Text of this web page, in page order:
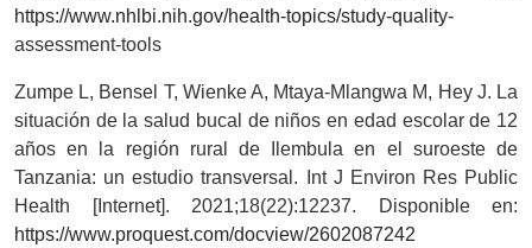
https://www.nhlbi.nih.gov/health-topics/study-quality-
assessment-tools
Zumpe L, Bensel T, Wienke A, Mtaya-Mlangwa M, Hey J. La
situación de la salud bucal de niños en edad escolar de 12
años en la región rural de Ilembula en el suroeste de
Tanzania: un estudio transversal. Int J Environ Res Public
Health [Internet]. 2021;18(22):12237. Disponible en:
https://www.proquest.com/docview/2602087242